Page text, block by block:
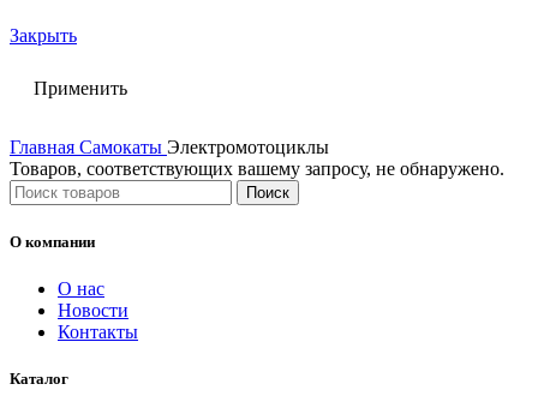
Закрыть
Применить
Главная Самокаты Электромотоциклы
Товаров, соответствующих вашему запросу, не обнаружено.
Поиск
О компании
О нас
Новости
Контакты
Каталог